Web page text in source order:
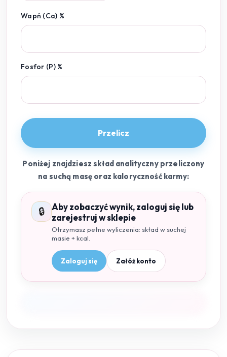
Wapń (Ca) %
Fosfor (P) %
Przelicz
Poniżej znajdziesz skład analityczny przeliczony
na suchą masę oraz kaloryczność karmy:
🔒
Aby zobaczyć wynik, zaloguj się lub
zarejestruj w sklepie
Otrzymasz pełne wyliczenia: skład w suchej
masie + kcal.
Zaloguj się Załóż konto